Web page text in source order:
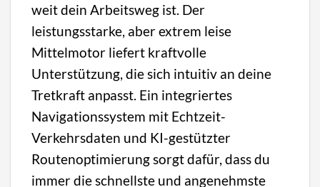
weit dein Arbeitsweg ist. Der
leistungsstarke, aber extrem leise
Mittelmotor liefert kraftvolle
Unterstützung, die sich intuitiv an deine
Tretkraft anpasst. Ein integriertes
Navigationssystem mit Echtzeit-
Verkehrsdaten und KI-gestützter
Routenoptimierung sorgt dafür, dass du
immer die schnellste und angenehmste